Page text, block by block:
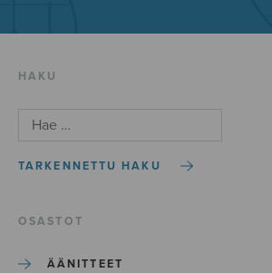
HAKU
TARKENNETTU HAKU
OSASTOT
ÄÄNITTEET